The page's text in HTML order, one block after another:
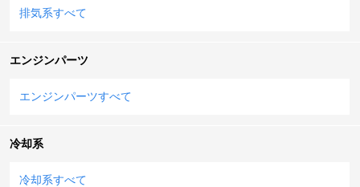
排気系すべて
エンジンパーツ
エンジンパーツすべて
冷却系
冷却系すべて